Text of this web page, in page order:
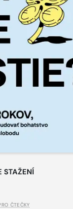
STAŽENÍ
ČTEČKY